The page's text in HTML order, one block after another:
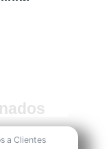
a Clientes